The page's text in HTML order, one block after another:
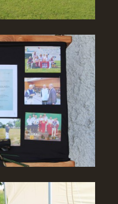
TECHNICKÁ KOMISE